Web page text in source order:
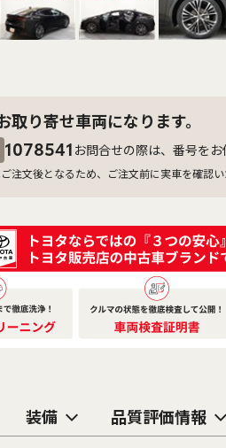
取り寄せ車両になります。
1078541 お問合せの際は、番号をお
注文後となるため、ご注文前に実車を確認い
装備 品質評価情報